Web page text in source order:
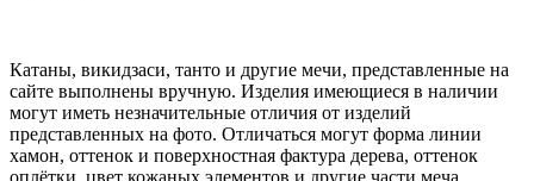
Катаны, викидзаси, танто и другие мечи, представленные на
сайте выполнены вручную. Изделия имеющиеся в наличии
могут иметь незначительные отличия от изделий
представленных на фото. Отличаться могут форма линии
хамон, оттенок и поверхностная фактура дерева, оттенок
оплётки, цвет кожаных элементов и другие части меча,